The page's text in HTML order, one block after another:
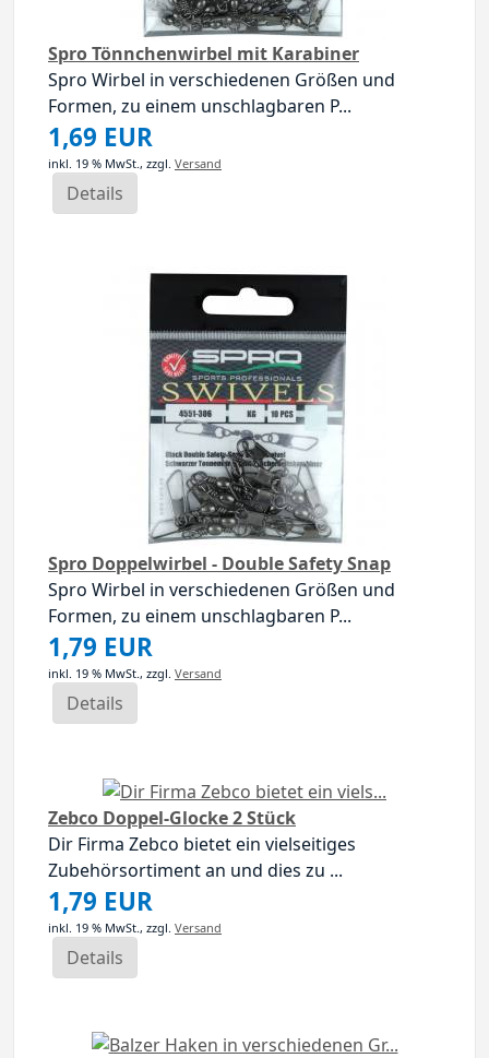
Spro Tönnchenwirbel mit Karabiner
Spro Wirbel in verschiedenen Größen und
Formen, zu einem unschlagbaren P...
1,69 EUR
inkl. 19 % MwSt., zzgl. Versand
Details
Spro Doppelwirbel - Double Safety Snap
Spro Wirbel in verschiedenen Größen und
Formen, zu einem unschlagbaren P...
1,79 EUR
inkl. 19 % MwSt., zzgl. Versand
Details
Zebco Doppel-Glocke 2 Stück
Dir Firma Zebco bietet ein vielseitiges
Zubehörsortiment an und dies zu ...
1,79 EUR
inkl. 19 % MwSt., zzgl. Versand
Details